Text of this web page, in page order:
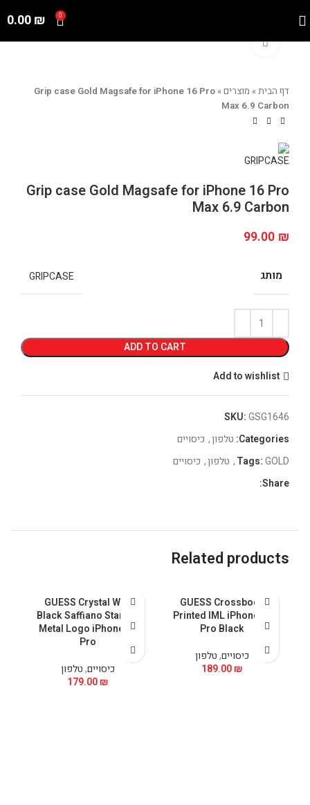
0
0.00₪
Click to enlarge
דף הבית» מוצרים»
Grip case Gold Magsafe for iPhone 16 Pro
Max 6.9 Carbon
Grip case Gold Magsafe for iPhone 16 Pro
Max 6.9 Carbon
99.00 ₪
מותג GRIPCASE
ADD TO CART
Add to wishlist
SKU:GSG1646
Categories: טלפון, כיסויים
Tags:GOLD
, טלפון, כיסויים
Share:
Related products
GUESS Crossbody
Printed IML iPhone 15
Pro Black
כיסויים,טלפון
189.00₪
GUESS Crystal With
Black Saffiano Stand &
Metal Logo iPhone 15
Pro
כיסויים,טלפון
179.00₪